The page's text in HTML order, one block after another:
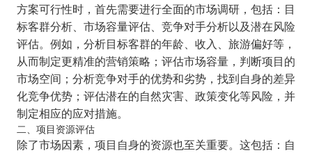
方案可行性时，首先需要进行全面的市场调研，包括：目
标客群分析、市场容量评估、竞争对手分析以及潜在风险
评估。例如，分析目标客群的年龄、收入、旅游偏好等，
从而制定更精准的营销策略；评估市场容量，判断项目的
市场空间；分析竞争对手的优势和劣势，找到自身的差异
化竞争优势；评估潜在的自然灾害、政策变化等风险，并
制定相应的应对措施。
二、项目资源评估
除了市场因素，项目自身的资源也至关重要。这包括：自